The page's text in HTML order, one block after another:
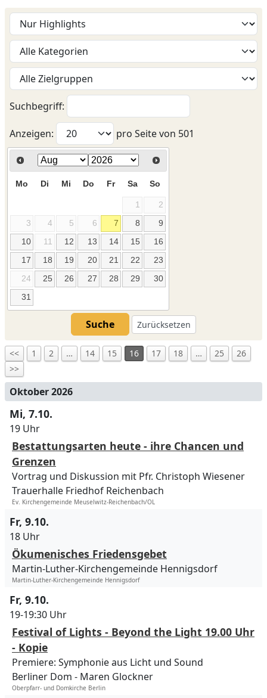
Suchbegriff:
Anzeigen: pro Seite von 501
Mo Di Mi Do Fr Sa So
1
2
3
4 5 6 7 8
9
10
11 12 13 14 15
16
17
18 19 20 21 22
23
24
25 26 27 28 29
30
31
Suche Zurücksetzen
<< 1 2 … 14 15 16 17 18 … 25
26
>>
Oktober 2026
Mi, 7.10.
19 Uhr
Bestattungsarten heute - ihre Chancen und
Grenzen
Vortrag und Diskussion mit Pfr. Christoph Wiesener
Trauerhalle Friedhof Reichenbach
Ev. Kirchengemeinde Meuselwitz-Reichenbach/OL
Fr, 9.10.
18 Uhr
Ökumenisches Friedensgebet
Martin-Luther-Kirchengemeinde Hennigsdorf
Martin-Luther-Kirchengemeinde Hennigsdorf
Fr, 9.10.
19-19:30 Uhr
Festival of Lights - Beyond the Light 19.00 Uhr
- Kopie
Premiere: Symphonie aus Licht und Sound
Berliner Dom
Maren Glockner
Oberpfarr- und Domkirche Berlin